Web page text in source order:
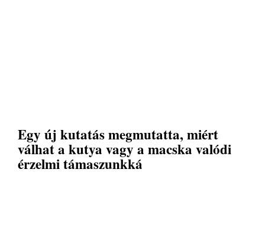
Egy új kutatás megmutatta, miért
válhat a kutya vagy a macska valódi
érzelmi támaszunkká